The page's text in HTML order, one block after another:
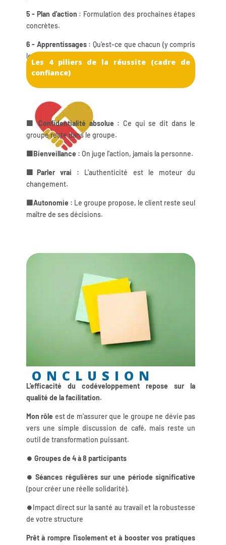
5 - Plan d'action : Formulation des prochaines étapes
concrètes.
6 - Apprentissages: Qu'est-ce que chacun (y compris
les consultants) a appris aujourd'hui ?
Les 4 piliers de la réussite (cadre de
confiance)
🟩 Confidentialité absolue : Ce qui se dit dans le
groupe reste dans le groupe.
🟩Bienveillance : On juge l'action, jamais la personne.
🟩Parler vrai : L'authenticité est le moteur du
changement.
🟩Autonomie : Le groupe propose, le client reste seul
maître de ses décisions.
CONCLUSION
L'efficacité du codéveloppement repose sur la
qualité de la facilitation.
Mon rôle est de m'assurer que le groupe ne dévie pas
vers une simple discussion de café, mais reste un
outil de transformation puissant.
⏺️ Groupes de 4 à 8 participants
⏺️Séances régulières sur une période significative
(pour créer une réelle solidarité).
⏺️Impact direct sur la santé au travail et la robustesse
de votre structure
Prêt à rompre l'isolement et à booster vos pratiques